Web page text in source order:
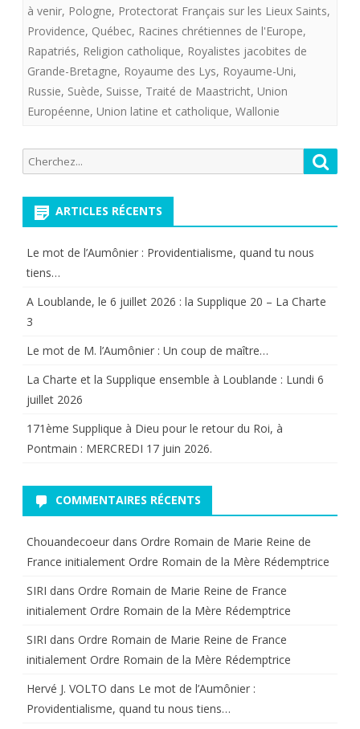
à venir, Pologne, Protectorat Français sur les Lieux Saints,
Providence, Québec, Racines chrétiennes de l'Europe,
Rapatriés, Religion catholique, Royalistes jacobites de
Grande-Bretagne, Royaume des Lys, Royaume-Uni,
Russie, Suède, Suisse, Traité de Maastricht, Union
Européenne, Union latine et catholique, Wallonie
Recherche
pour:
ARTICLES RÉCENTS
Le mot de l’Aumônier : Providentialisme, quand tu nous
tiens…
A Loublande, le 6 juillet 2026 : la Supplique 20 – La Charte
3
Le mot de M. l’Aumônier : Un coup de maître…
La Charte et la Supplique ensemble à Loublande : Lundi 6
juillet 2026
171ème Supplique à Dieu pour le retour du Roi, à
Pontmain : MERCREDI 17 juin 2026.
COMMENTAIRES RÉCENTS
Chouandecoeur dans Ordre Romain de Marie Reine de
France initialement Ordre Romain de la Mère Rédemptrice
SIRI dans Ordre Romain de Marie Reine de France
initialement Ordre Romain de la Mère Rédemptrice
SIRI dans Ordre Romain de Marie Reine de France
initialement Ordre Romain de la Mère Rédemptrice
Hervé J. VOLTO dans Le mot de l’Aumônier :
Providentialisme, quand tu nous tiens…